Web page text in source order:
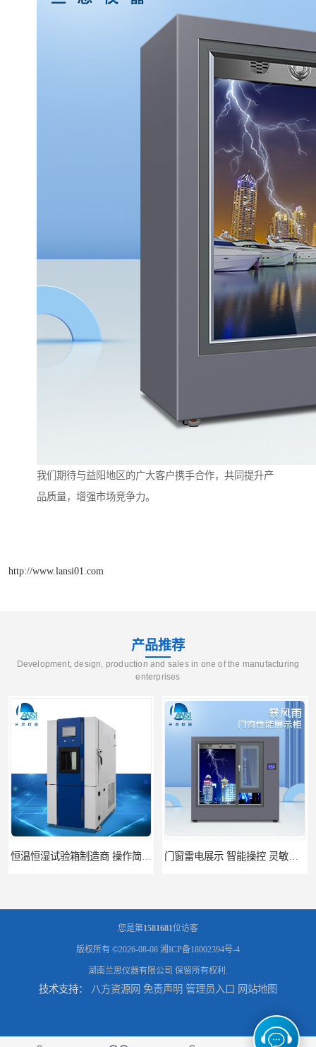
我们期待与益阳地区的广大客户携手合作，共同提升产
品质量，增强市场竞争力。
http://www.lansi01.com
产品推荐
Development, design, production and sales in one of the manufacturing
enterprises
门窗雷电展示 智能操控 灵敏方便
门窗暴风雨展示设备 简洁灵敏 灵敏方便 门窗风雨测试机 操作简单 使用寿命长
您是第1581681位访客
版权所有 ©2026-08-08 湘ICP备18002394号-4
湖南兰思仪器有限公司 保留所有权利.
技术支持： 八方资源网 免责声明 管理员入口 网站地图